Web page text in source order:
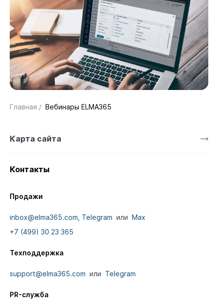
Главная / Вебинары ELMA365
Карта сайта
Контакты
Продажи
inbox@elma365.com Telegram или Max
+7 (499) 30 23 365
Техподдержка
support@elma365.com или Telegram
PR-служба